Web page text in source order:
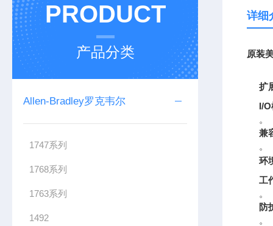
PRODUCT
产品分类
Allen-Bradley罗克韦尔
1747系列
1768系列
1763系列
1492
详细
原装
扩
I/
。
兼
。
环
工
。
防
。